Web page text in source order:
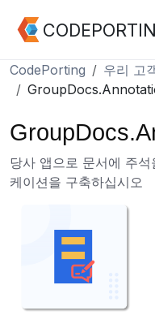
CodePorting 우리 고
당사 앱으로 문서에 주
케이션을 구축하십시오